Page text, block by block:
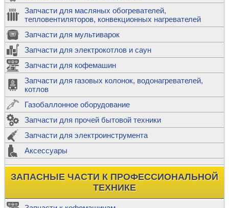
Запчасти для масляных обогревателей,
тепловентиляторов, конвекционных нагревателей
Запчасти для мультиварок
Запчасти для электрокотлов и саун
Запчасти для кофемашин
Запчасти для газовых колонок, водонагревателей,
котлов
Газобаллонное оборудование
Запчасти для прочей бытовой техники
Запчасти для электроинструмента
Аксессуары
ЗАПАСНЫЕ ЧАСТИ К ПРОФЕССИОНАЛЬНОЙ
ТЕХНИКЕ